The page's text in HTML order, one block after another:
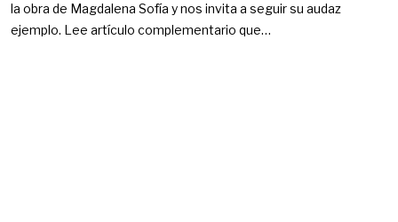
la obra de Magdalena Sofía y nos invita a seguir su audaz
ejemplo. Lee artículo complementario que…